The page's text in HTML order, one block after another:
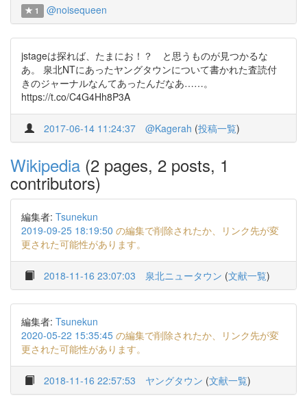
1 @noisequeen
jstageは探れば、たまにお！？ と思うものが見つかるな
あ。 泉北NTにあったヤングタウンについて書かれた査読付
きのジャーナルなんてあったんだなあ……。
https://t.co/C4G4Hh8P3A
2017-06-14 11:24:37 @Kagerah (投稿一覧)
Wikipedia (2 pages, 2 posts, 1
contributors)
編集者: Tsunekun
2019-09-25 18:19:50 の編集で削除されたか、リンク先が変
更された可能性があります。
2018-11-16 23:07:03 泉北ニュータウン (文献一覧)
編集者: Tsunekun
2020-05-22 15:35:45 の編集で削除されたか、リンク先が変
更された可能性があります。
2018-11-16 22:57:53 ヤングタウン (文献一覧)